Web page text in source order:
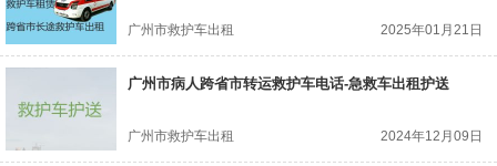
广州市救护车出租 2025年01月21日
广州市病人跨省市转运救护车电话-急救车出租护送
广州市救护车出租 2024年12月09日